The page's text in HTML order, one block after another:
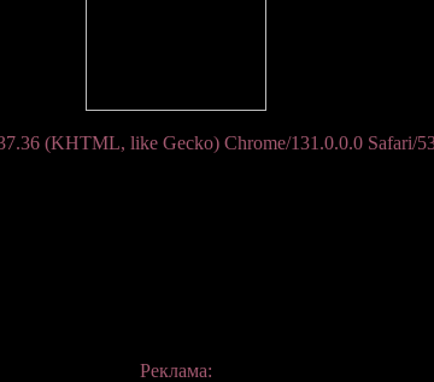
(KHTML, like Gecko) Chrome/131.0.0.0 Safari/
Реклама: